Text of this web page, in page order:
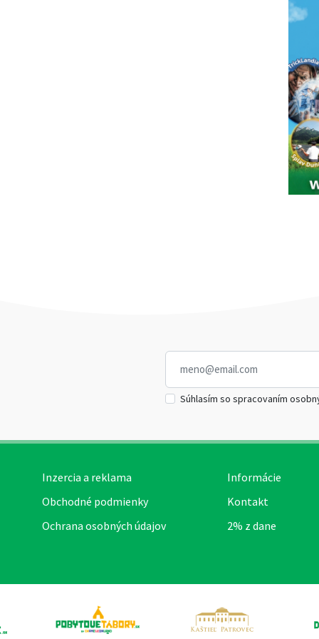
Súhlasím so spracovaním
Inzercia a reklama
Obchodné podmienky
Ochrana osobných údajov
Informácie
Kontakt
2% z dane